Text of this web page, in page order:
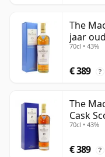
The
jaar oud
70cl • 43%
€ 389 ?
The
Cask
70cl • 43%
€ 389 ?